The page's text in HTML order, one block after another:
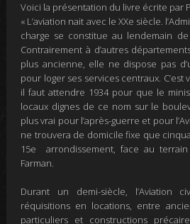
Voici la présentation du livre écrite par
« L’aviation nait avec le XXe siècle.
charge se constitue au lendemain
Contrairement à d’autres
plus ancienne, elle ne dispose pas
pour loger ses services centraux. C’est
il faut attendre 1934 pour que le
locaux dignes de ce nom sur le
plus vrai pour l’après-guerre et pour
ne trouvera de domicile fixe que
15e arrondissement, face au
Farman.
Durant un demi-siècle, l’Aviation
réquisitions en locations, entre
particuliers et constructions